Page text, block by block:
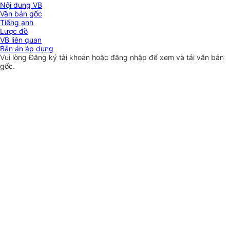
Nội dung VB
Văn bản gốc
Tiếng anh
Lược đồ
VB liên quan
Bản án áp dụng
Vui lòngĐăng ký tài khoản hoặc đăng nhập để xem và tải văn bản
gốc.